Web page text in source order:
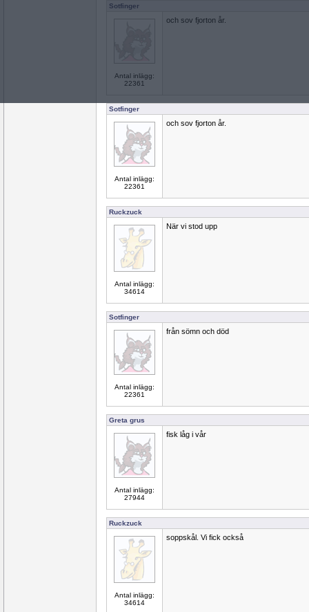
Sotfinger
Antal inlägg:
22361
och sov fjorton år.
Sotfinger
Antal inlägg:
22361
och sov fjorton år.
Ruckzuck
Antal inlägg:
34614
När vi stod upp
Sotfinger
Antal inlägg:
22361
från sömn och död
Greta grus
Antal inlägg:
27944
fisk låg i vår
Ruckzuck
Antal inlägg:
34614
soppskål. Vi fick också